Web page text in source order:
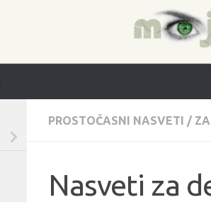
PROSTOČASNI NASVETI /
Nasveti za